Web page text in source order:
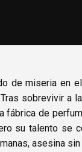
de miseria en
sobrevivir a
fábrica de
su talento se
asesina